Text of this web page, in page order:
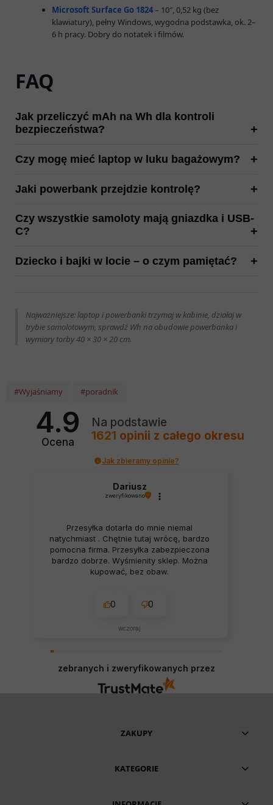
Microsoft Surface Go 1824– 10″, 0,52 kg (bez
klawiatury), pełny Windows, wygodna podstawka, ok. 2–
6 h pracy. Dobry do notatek i filmów.
FAQ
Jak przeliczyć mAh na Wh dla kontroli
bezpieczeństwa?
Czy mogę mieć laptop w luku bagażowym?
Jaki powerbank przejdzie kontrolę?
Czy wszystkie samoloty mają gniazdka i USB-
C?
Dziecko i bajki w locie – o czym pamiętać?
Najważniejsze: laptop i powerbanki trzymaj w kabinie, działaj w
trybie samolotowym, sprawdź Wh na obudowie powerbanka i
wymiary torby 40 × 30 × 20 cm.
#Wyjaśniamy #poradnik
4.9
Ocena
Na podstawie
1621 opinii z całego okresu
Jak zbieramy opinie?
Dariusz
zweryfikowano
Przesyłka dotarła do mnie niemal
natychmiast . Chętnie tutaj wrócę, bardzo
pomocna firma. Przesyłka zabezpieczona
bardzo dobrze. Wyśmienity sklep. Można
kupować, bez obaw.
0 0
wczoraj
zebranych i zweryfikowanych przez
ZAKUPY
KATEGORIE